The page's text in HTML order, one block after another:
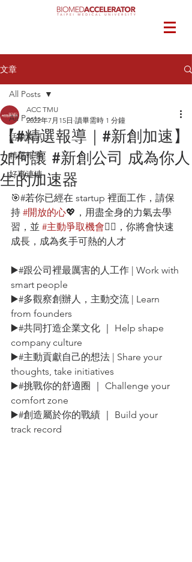
文章
All Posts
活動資訊
精選報導
好事連連
All Posts
【#精選報導｜#新創加速】
如何讓 #新創公司 成為你人
生的加速器
ACC TMU
2022年7月15日 讀畢需時 1 分鐘
🎯#若你已經在 startup 裡面工作，請保
持 #開放的心💖，用盡全身的力氣去學
習，並 #主動爭取機會🤾‍♀，你將會快速
成長，成為炙手可熱的人才
▶️#跟公司裡最厲害的人工作 | Work with
smart people
▶️#多觀察創辦人，主動交流 | Learn
from founders
▶️#共同打造企業文化 ｜ Help shape
company culture
▶️#主動貢獻自己的想法 | Share your
thoughts, take initiatives
▶️#挑戰你的舒適圈 ｜ Challenge your
comfort zone
▶️#創造屬於你的戰績 ｜ Build your
track record